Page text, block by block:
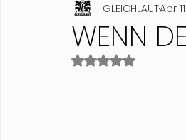
WENN
GLEICHLAUTApr
Rated NaN out